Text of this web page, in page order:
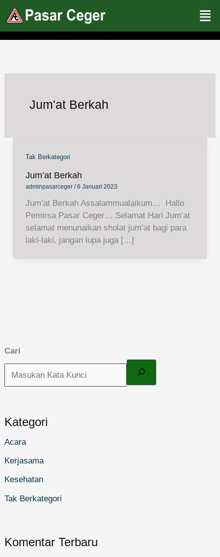
Lewati
ke
konten
Cari
Kategori
Acara
Kerjasama
Kesehatan
Tak Berkategori
Komentar Terbaru
Jum'at Berkah
Tak Berkategori
Jum’at Berkah
adminpasarceger /6 Januari 2023
Jum’at Berkah Assalammualaikum… Hallo
Pemirsa Pasar Ceger… Selamat Hari Jum’at
selamat menunaikan sholat jum’at bagi para
laki-laki, jangan lupa juga […]